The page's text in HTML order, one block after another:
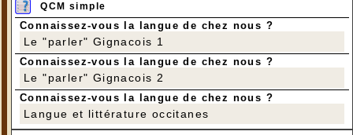
QCM simple
Connaissez-vous la langue de chez nous ?
Le "parler" Gignacois 1
Connaissez-vous la langue de chez nous ?
Le "parler" Gignacois 2
Connaissez-vous la langue de chez nous ?
Langue et littérature occitanes